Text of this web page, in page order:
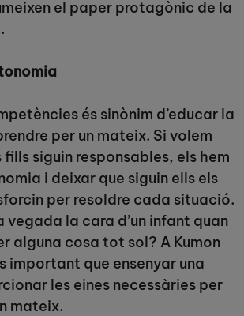
el paper protagònic de la
és sinònim d’educar la
per un mateix. Si volem
fills siguin responsables, els hem
i deixar que siguin ells els
per resoldre cada situació.
vegada la cara d’un infant quan
alguna cosa tot sol? A Kumon
important que ensenyar una
les eines necessàries per
mateix.